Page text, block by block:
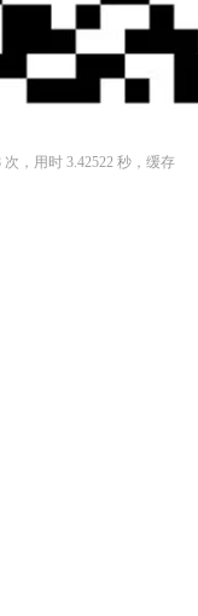
，用时 3.42522 秒，缓存